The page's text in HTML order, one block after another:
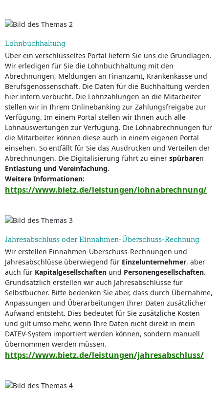
Lohnbuchhaltung
Über ein verschlüsseltes Portal liefern Sie uns die Grundlagen.
Wir erledigen für Sie die Lohnbuchhaltung mit den
Abrechnungen, Meldungen an Finanzamt, Krankenkasse und
Berufsgenossenschaft. Die Daten für die Buchhaltung werden
hier intern verbucht. Die Lohnzahlungen an die Mitarbeiter
stellen wir in Ihrem Onlinebanking zur Zahlungsfreigabe zur
Verfügung. Im einem Portal stellen wir Ihnen auch alle
Lohnauswertungen zur Verfügung. Die Lohnabrechnungen für
die Mitarbeiter können diese auch in einem eigenen Portal
einsehen. So entfällt für Sie das Ausdrucken und Verteilen der
Abrechnungen. Die Digitalisierung führt zu einer spürbaren
Entlastung und Vereinfachung.
Weitere Informationen:
https://www.bietz.de/leistungen/lohnabrechnung/
Jahresabschluss oder Einnahmen-Überschuss-Rechnung
Wir erstellen Einnahmen-Überschuss-Rechnungen und
Jahresabschlüsse überwiegend für Einzelunternehmer, aber
auch für Kapitalgesellschaften und Personengesellschaften.
Grundsätzlich erstellen wir auch Jahresabschlüsse für
Selbstbucher. Bitte bedenken Sie aber, dass durch Übernahme,
Anpassungen und Überarbeitungen Ihrer Daten zusätzlicher
Aufwand entsteht. Dies bedeutet für Sie zusätzliche Kosten
und gilt umso mehr, wenn Ihre Daten nicht direkt in mein
DATEV-System importiert werden können, sondern manuell
übernommen werden müssen.
https://www.bietz.de/leistungen/jahresabschluss/